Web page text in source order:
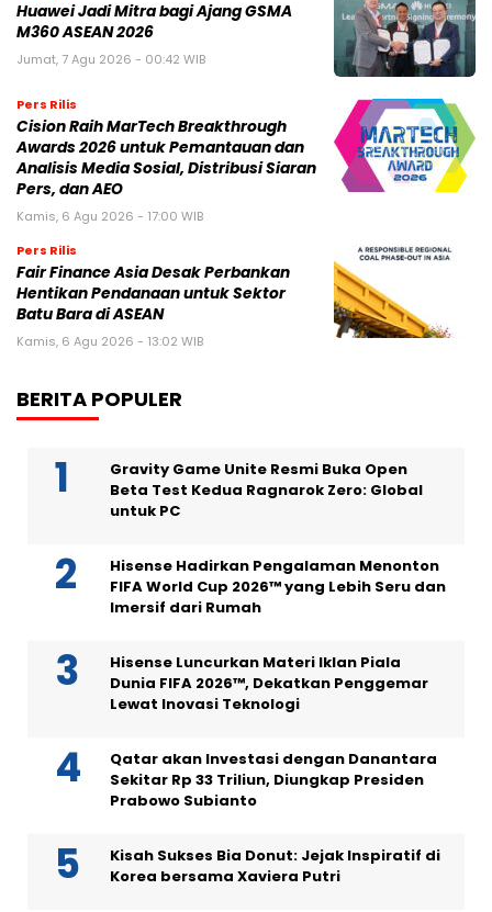
Huawei Jadi Mitra bagi Ajang GSMA
M360 ASEAN 2026
Jumat, 7 Agu 2026 - 00:42 WIB
Pers Rilis
Cision Raih MarTech Breakthrough
Awards 2026 untuk Pemantauan dan
Analisis Media Sosial, Distribusi Siaran
Pers, dan AEO
Kamis, 6 Agu 2026 - 17:00 WIB
Pers Rilis
Fair Finance Asia Desak Perbankan
Hentikan Pendanaan untuk Sektor
Batu Bara di ASEAN
Kamis, 6 Agu 2026 - 13:02 WIB
BERITA POPULER
Gravity Game Unite Resmi Buka Open
Beta Test Kedua Ragnarok Zero: Global
untuk PC
Hisense Hadirkan Pengalaman Menonton
FIFA World Cup 2026™ yang Lebih Seru dan
Imersif dari Rumah
Hisense Luncurkan Materi Iklan Piala
Dunia FIFA 2026™, Dekatkan Penggemar
Lewat Inovasi Teknologi
Qatar akan Investasi dengan Danantara
Sekitar Rp 33 Triliun, Diungkap Presiden
Prabowo Subianto
Kisah Sukses Bia Donut: Jejak Inspiratif di
Korea bersama Xaviera Putri